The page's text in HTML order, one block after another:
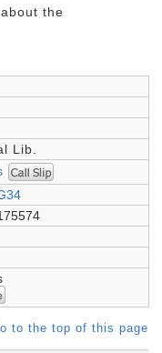
the
Lib.
to the top of this page